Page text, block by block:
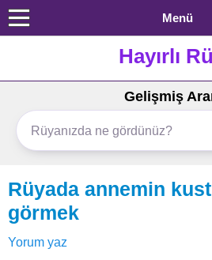
Menü
Hayırlı
Gelişmiş
Rüyada annemin
görmek
Yorum yaz